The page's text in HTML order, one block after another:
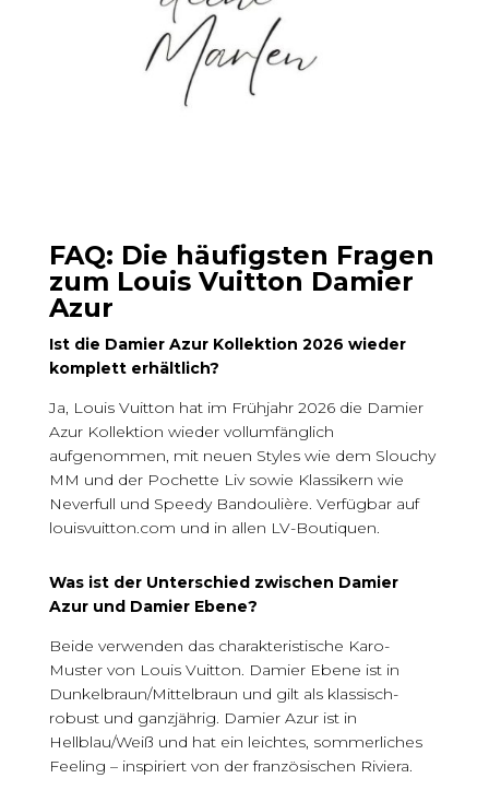
FAQ: Die häufigsten Fragen
zum Louis Vuitton Damier
Azur
Ist die Damier Azur Kollektion 2026 wieder
komplett erhältlich?
Ja, Louis Vuitton hat im Frühjahr 2026 die Damier
Azur Kollektion wieder vollumfänglich
aufgenommen, mit neuen Styles wie dem Slouchy
MM und der Pochette Liv sowie Klassikern wie
Neverfull und Speedy Bandoulière. Verfügbar auf
louisvuitton.com und in allen LV-Boutiquen.
Was ist der Unterschied zwischen Damier
Azur und Damier Ebene?
Beide verwenden das charakteristische Karo-
Muster von Louis Vuitton. Damier Ebene ist in
Dunkelbraun/Mittelbraun und gilt als klassisch-
robust und ganzjährig. Damier Azur ist in
Hellblau/Weiß und hat ein leichtes, sommerliches
Feeling – inspiriert von der französischen Riviera.